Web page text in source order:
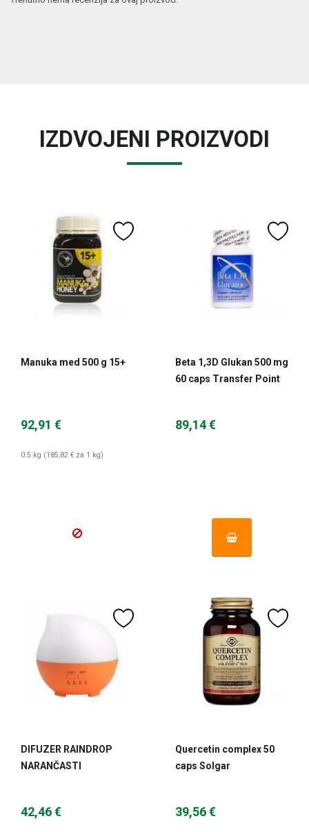
IZDVOJENI PROIZVODI
Manuka med 500 g 15+
92,91 €
0.5 kg (185,82 € za 1 kg)
Beta 1,3D Glukan 500 mg
60 caps Transfer Point
89,14 €
DIFUZER RAINDROP
NARANČASTI
42,46 €
Quercetin complex 50
caps Solgar
39,56 €